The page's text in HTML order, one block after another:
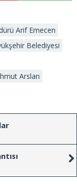
Arif Emecen
Belediyesi
Arslan